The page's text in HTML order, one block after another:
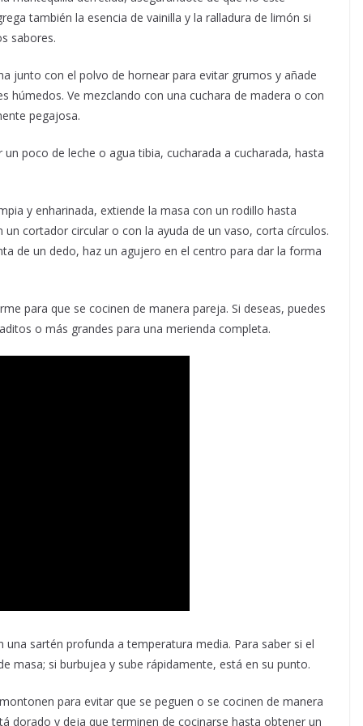
también la esencia de vainilla y la ralladura de limón si
sabores.
junto con el polvo de hornear para evitar grumos y añade
húmedos. Ve mezclando con una cuchara de madera o con
pegajosa.
poco de leche o agua tibia, cucharada a cucharada, hasta
y enharinada, extiende la masa con un rodillo hasta
cortador circular o con la ayuda de un vaso, corta círculos.
de un dedo, haz un agujero en el centro para dar la forma
para que se cocinen de manera pareja. Si deseas, puedes
o más grandes para una merienda completa.
sartén profunda a temperatura media. Para saber si el
masa; si burbujea y sube rápidamente, está en su punto.
para evitar que se peguen o se cocinen de manera
dorado y deja que terminen de cocinarse hasta obtener un